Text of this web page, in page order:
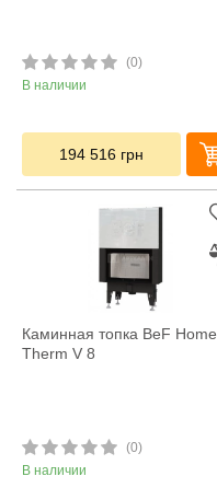
(0)
В наличии
194 516 грн
Каминная топка BeF Home
Therm V 8
(0)
В наличии